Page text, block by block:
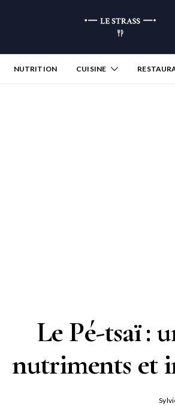
NUTRITION CUISINE
Le Pé-tsaï :
nutriments et